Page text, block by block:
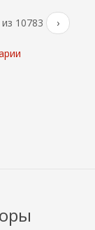
из 10783 ›